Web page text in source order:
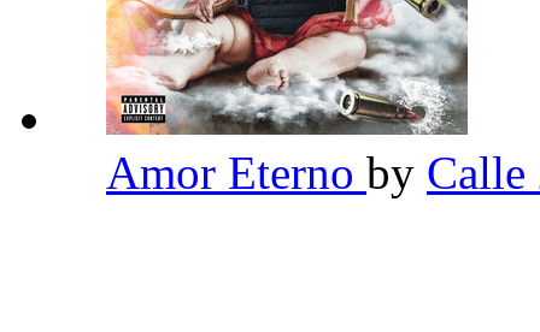
Amor Eterno by